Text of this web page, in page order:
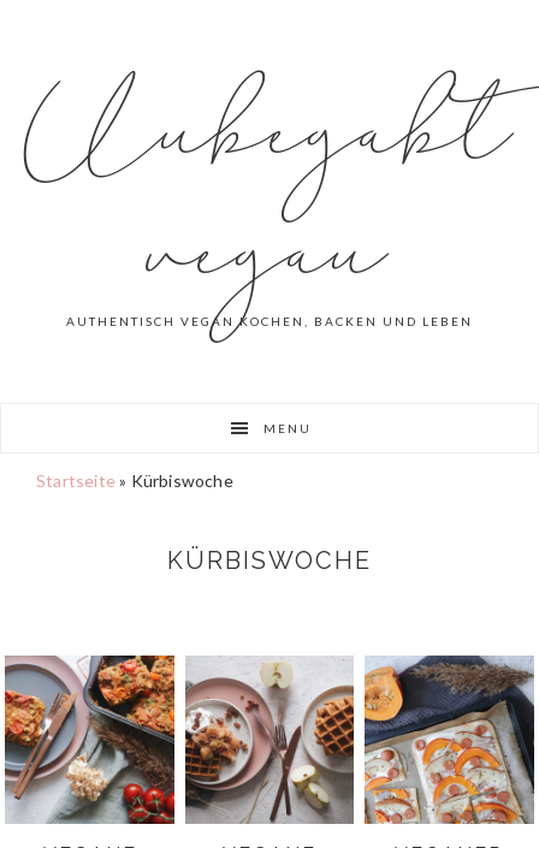
navigation
content
Unbegabt
vegan
AUTHENTISCH VEGAN KOCHEN, BACKEN UND LEBEN
MENU
Startseite » Kürbiswoche
KÜRBISWOCHE